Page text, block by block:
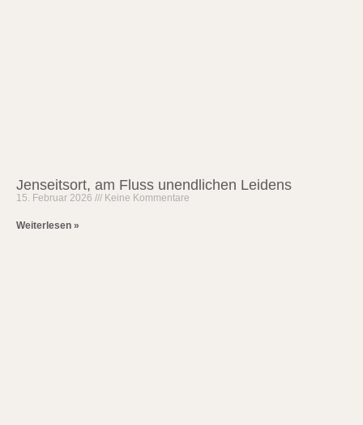
Jenseitsort, am Fluss unendlichen Leidens
15. Februar 2026 Keine Kommentare
Weiterlesen »